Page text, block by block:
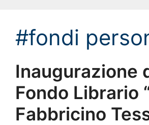
#fondi
Inaugurazione
Fondo Librario
Fabbricino